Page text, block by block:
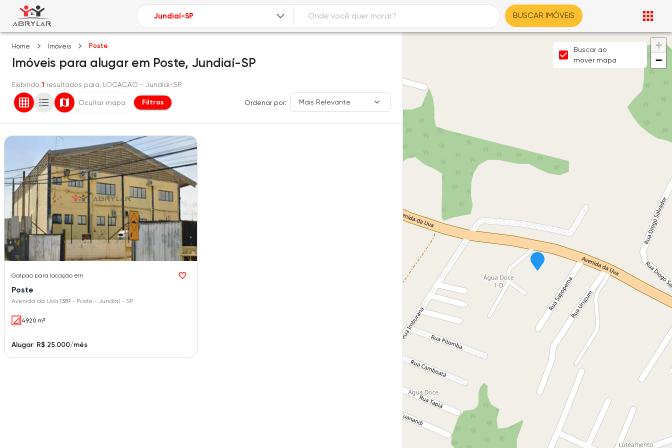
BUSCAR IMÓVEIS
Home Imóveis Poste
Imóveis para alugar em Poste, Jundiaí-SP
Exibindo 1 resultados para: LOCACAO - Jundiaí-SP
Ocultar mapa Filtros Ordenar por: Mais Relevante
Galpão para locação em
Poste
Avenida da Uva 1389 - Poste - Jundiaí - SP
4920 m²
Alugar: R$ 25.000/mês
+
−
Buscar ao
mover mapa